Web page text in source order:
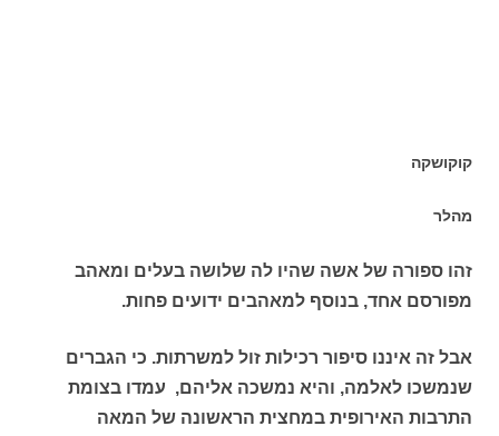
קוקושקה
מהלר
זהו ספורה של אשה שהיו לה שלושה בעלים ומאהב
מפורסם אחד, בנוסף למאהבים ידועים פחות.
אבל זה איננו סיפור רכילות זול למשרתות. כי הגברים
שנמשכו לאלמה, והיא נמשכה אליהם, עמדו בצומת
התרבות האירופית במחצית הראשונה של המאה